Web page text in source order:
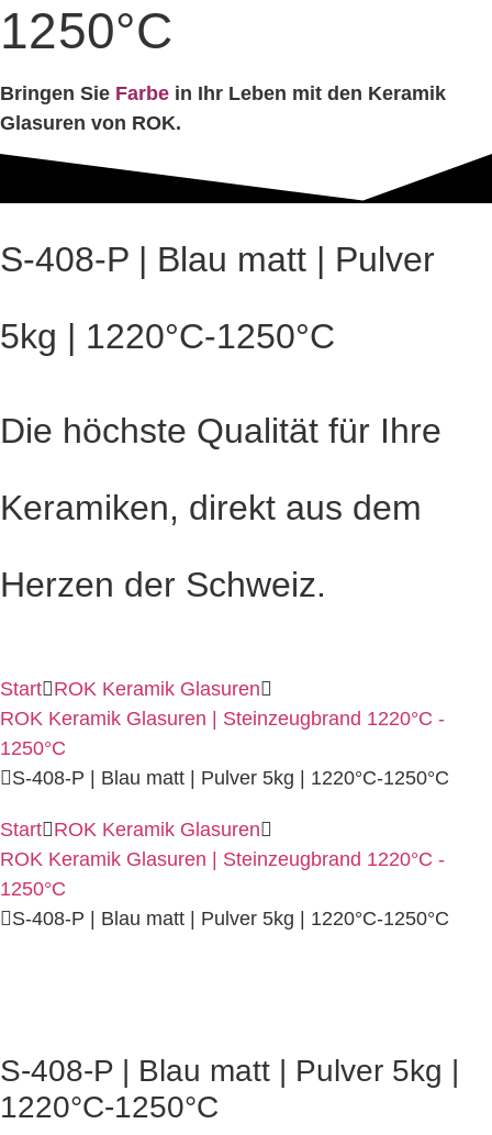
1250°C
Bringen Sie Farbe in Ihr Leben mit den Keramik
Glasuren von ROK.
S-408-P | Blau matt | Pulver
5kg | 1220°C-1250°C
Die höchste Qualität für Ihre
Keramiken, direkt aus dem
Herzen der Schweiz.
Start ROK Keramik Glasuren
ROK Keramik Glasuren | Steinzeugbrand 1220°C -
1250°C
S-408-P | Blau matt | Pulver 5kg | 1220°C-1250°C
Start ROK Keramik Glasuren
ROK Keramik Glasuren | Steinzeugbrand 1220°C -
1250°C
S-408-P | Blau matt | Pulver 5kg | 1220°C-1250°C
S-408-P | Blau matt | Pulver 5kg |
1220°C-1250°C